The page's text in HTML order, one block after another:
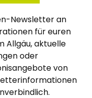
Newsletter an
für euren
Allgäu, aktuelle
oder
von